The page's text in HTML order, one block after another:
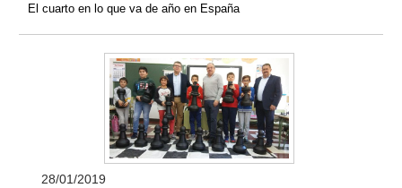
El cuarto en lo que va de año en España
28/01/2019